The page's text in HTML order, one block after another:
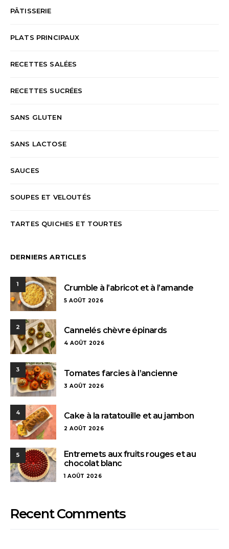
PÂTISSERIE
PLATS PRINCIPAUX
RECETTES SALÉES
RECETTES SUCRÉES
SANS GLUTEN
SANS LACTOSE
SAUCES
SOUPES ET VELOUTÉS
TARTES QUICHES ET TOURTES
DERNIERS ARTICLES
1 Crumble à l’abricot et à l’amande
5 AOÛT 2026
2 Cannelés chèvre épinards
4 AOÛT 2026
3 Tomates farcies à l’ancienne
3 AOÛT 2026
4 Cake à la ratatouille et au jambon
2 AOÛT 2026
5
Entremets aux fruits rouges et au
chocolat blanc
1 AOÛT 2026
Recent Comments